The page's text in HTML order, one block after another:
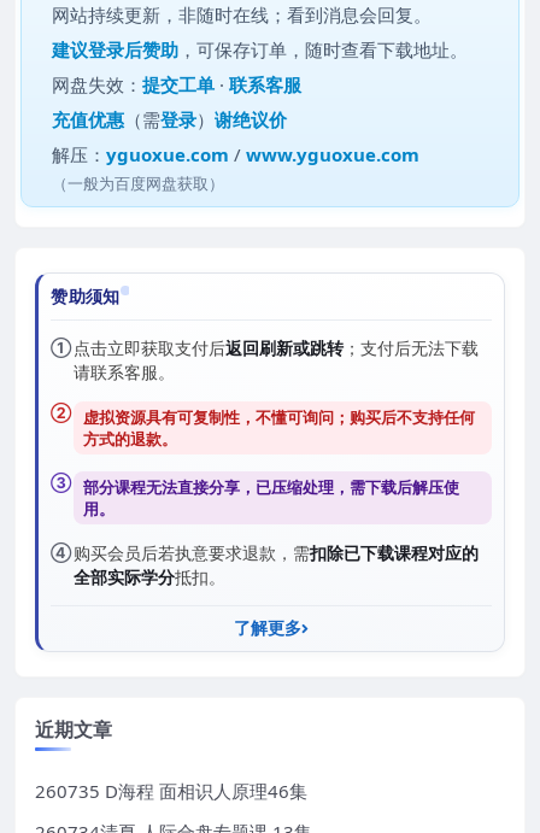
网站持续更新，非随时在线；看到消息会回复。
建议登录后赞助 ，可保存订单，随时查看下载地址。
网盘失效：提交工单 ·联系客服
充值优惠 （需登录）谢绝议价
解压：yguoxue.com /www.yguoxue.com
（一般为百度网盘获取）
赞助须知
①点击立即获取支付后返回刷新或跳转；支付后无法下载
请联系客服。
② 虚拟资源具有可复制性，不懂可询问；购买后不支持任何
方式的退款。
③ 部分课程无法直接分享，已压缩处理，需下载后解压使
用。
④购买会员后若执意要求退款，需扣除已下载课程对应的
全部实际学分抵扣。
了解更多
近期文章
260735 D海程 面相识人原理46集